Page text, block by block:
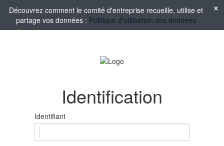
Découvrez comment le comité d'entreprise recueille, utilise et
partage vos données : Politique d'utilisation des données
Identification
Identifiant